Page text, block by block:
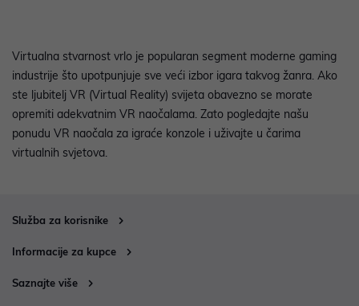
Virtualna stvarnost vrlo je popularan segment moderne gaming
industrije što upotpunjuje sve veći izbor igara takvog žanra. Ako
ste ljubitelj VR (Virtual Reality) svijeta obavezno se morate
opremiti adekvatnim VR naočalama. Zato pogledajte našu
ponudu VR naočala za igraće konzole i uživajte u čarima
virtualnih svjetova.
Služba za korisnike
Informacije za kupce
Saznajte više